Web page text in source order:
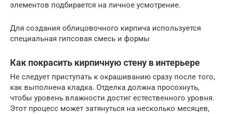
элементов подбирается на личное усмотрение.
Для создания облицовочного кирпича используется
специальная гипсовая смесь и формы
Как покрасить кирпичную стену в интерьере
Не следует приступать к окрашиванию сразу после того,
как выполнена кладка. Отделка должна просохнуть,
чтобы уровень влажности достиг естественного уровня.
Этот процесс может затянуться на несколько месяцев,